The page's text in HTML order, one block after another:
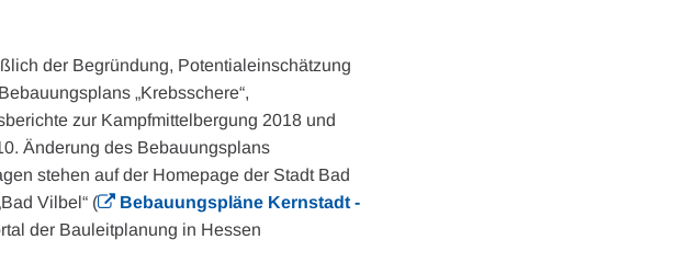
der Begründung, Potentialeinschätzung
„Krebsschere“,
zur Kampfmittelbergung 2018 und
Änderung des Bebauungsplans
stehen auf der Homepage der Stadt Bad
Vilbel“ (
Bebauungspläne Kernstadt -
der Bauleitplanung in Hessen